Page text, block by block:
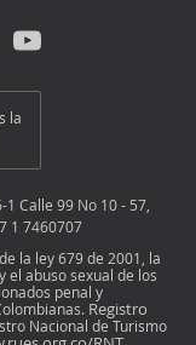
la
1 Calle 99 No 10 - 57,
1 7460707
la ley 679 de 2001, la
el abuso sexual de los
penal y
Registro
Nacional de Turismo